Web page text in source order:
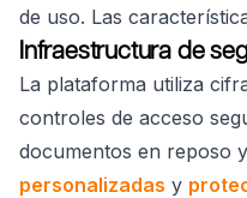
de uso. Las
Infraestructura de
La plataforma utiliza
controles de acceso
documentos en reposo
personalizadas y